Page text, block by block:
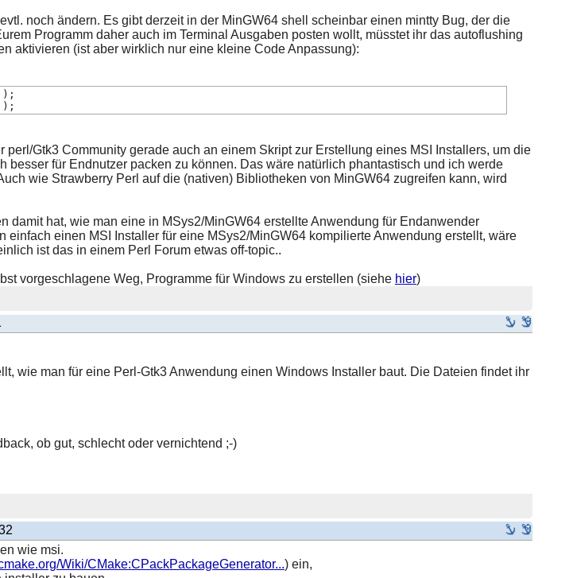
noch ändern. Es gibt derzeit in der MinGW64 shell scheinbar einen mintty Bug, der die
Programm daher auch im Terminal Ausgaben posten wollt, müsstet ihr das autoflushing
aktivieren (ist aber wirklich nur eine kleine Code Anpassung):
Gtk3 Community gerade auch an einem Skript zur Erstellung eines MSI Installers, um die
besser für Endnutzer packen zu können. Das wäre natürlich phantastisch und ich werde
wie Strawberry Perl auf die (nativen) Bibliotheken von MinGW64 zugreifen kann, wird
damit hat, wie man eine in MSys2/MinGW64 erstellte Anwendung für Endanwender
einfach einen MSI Installer für eine MSys2/MinGW64 kompilierte Anwendung erstellt, wäre
ist das in einem Perl Forum etwas off-topic..
vorgeschlagene Weg, Programme für Windows zu erstellen (siehe hier)
wie man für eine Perl-Gtk3 Anwendung einen Windows Installer baut. Die Dateien findet ihr
ob gut, schlecht oder vernichtend ;-)
wie msi.
Wiki/CMake:CPackPackageGenerator...) ein,